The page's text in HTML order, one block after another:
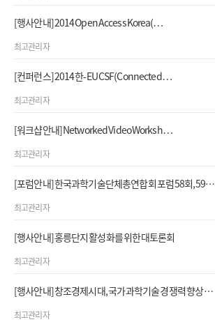
[행사안내] 2014 Open Access Korea(…
최고관리자
[컨퍼런스] 2014 한-EU CSF(Connected…
최고관리자
[워크샵안내] Networked Video Worksh…
최고관리자
[포럼안내] 한국과학기술단체총연합회 포럼 58회, 59…
최고관리자
[행사안내] 홍릉단지 활성화를 위한 대토론회
최고관리자
[행사안내] 창조경제시대, 국가 과학기술 경쟁력 향상 …
최고관리자